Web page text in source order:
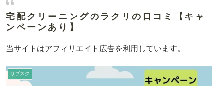
宅配クリーニングのラクリの口コミ【キャ
ンペーンあり】
当サイトはアフィリエイト広告を利用しています。
サブスク